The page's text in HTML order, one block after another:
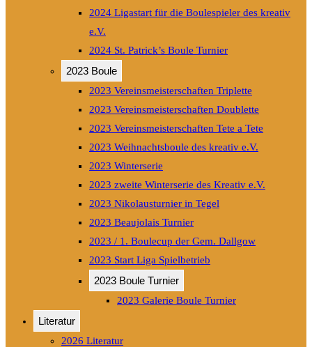
2024 Ligastart für die Boulespieler des kreativ
e.V.
2024 St. Patrick’s Boule Turnier
2023 Boule
2023 Vereinsmeisterschaften Triplette
2023 Vereinsmeisterschaften Doublette
2023 Vereinsmeisterschaften Tete a Tete
2023 Weihnachtsboule des kreativ e.V.
2023 Winterserie
2023 zweite Winterserie des Kreativ e.V.
2023 Nikolausturnier in Tegel
2023 Beaujolais Turnier
2023 / 1. Boulecup der Gem. Dallgow
2023 Start Liga Spielbetrieb
2023 Boule Turnier
2023 Galerie Boule Turnier
Literatur
2026 Literatur